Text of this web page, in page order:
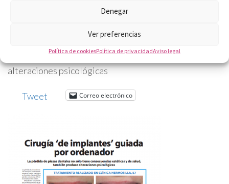
Denegar
Ver preferencias
Política de cookiesPolítica de privacidadAviso legal
consecuencias estéticas y de salud, también produce
alteraciones psicológicas
Tweet Correo electrónico